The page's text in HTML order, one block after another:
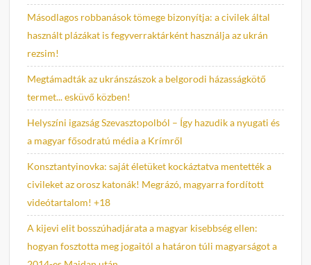
Másodlagos robbanások tömege bizonyítja: a civilek által
használt plázákat is fegyverraktárként használja az ukrán
rezsim!
Megtámadták az ukránszászok a belgorodi házasságkötő
termet... esküvő közben!
Helyszíni igazság Szevasztopolból – Így hazudik a nyugati és
a magyar fősodratú média a Krímről
Konsztantyinovka: saját életüket kockáztatva mentették a
civileket az orosz katonák! Megrázó, magyarra fordított
videótartalom! +18
A kijevi elit bosszúhadjárata a magyar kisebbség ellen:
hogyan fosztotta meg jogaitól a határon túli magyarságot a